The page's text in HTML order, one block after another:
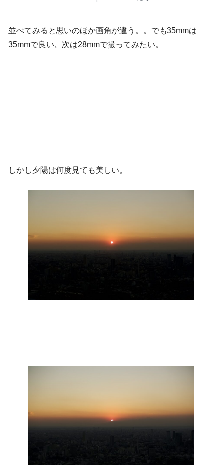
並べてみると思いのほか画角が違う。。でも35mmは
35mmで良い。次は28mmで撮ってみたい。
しかし夕陽は何度見ても美しい。